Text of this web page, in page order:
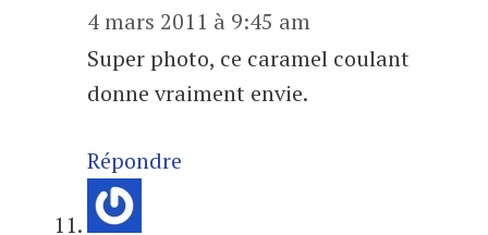
4 mars 2011 à 9:45 am
Super photo, ce caramel coulant
donne vraiment envie.
Répondre